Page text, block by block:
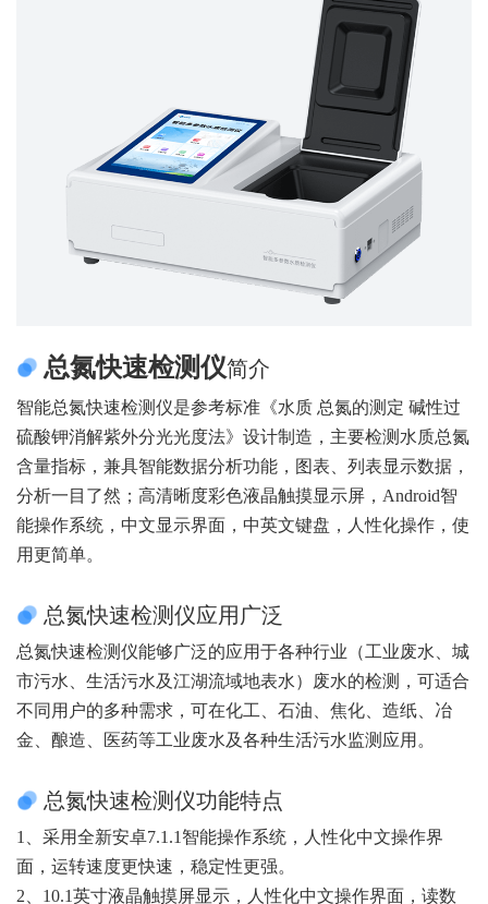
总氮快速检测仪简介
智能总氮快速检测仪是参考标准《水质 总氮的测定 碱性过
硫酸钾消解紫外分光光度法》设计制造，主要检测水质总氮
含量指标，兼具智能数据分析功能，图表、列表显示数据，
分析一目了然；高清晰度彩色液晶触摸显示屏，Android智
能操作系统，中文显示界面，中英文键盘，人性化操作，使
用更简单。
总氮快速检测仪应用广泛
总氮快速检测仪能够广泛的应用于各种行业（工业废水、城
市污水、生活污水及江湖流域地表水）废水的检测，可适合
不同用户的多种需求，可在化工、石油、焦化、造纸、冶
金、酿造、医药等工业废水及各种生活污水监测应用。
总氮快速检测仪功能特点
1、采用全新安卓7.1.1智能操作系统，人性化中文操作界
面，运转速度更快速，稳定性更强。
2、10.1英寸液晶触摸屏显示，人性化中文操作界面，读数